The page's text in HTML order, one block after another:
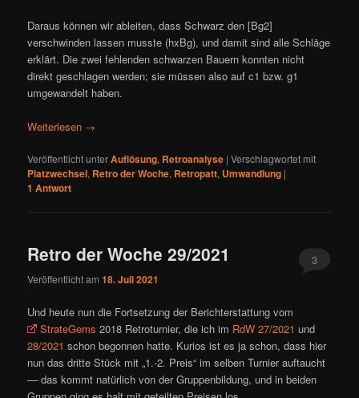
Daraus können wir ableiten, dass Schwarz den [Bg2]
verschwinden lassen musste (hxBg), und damit sind alle Schläge
erklärt. Die zwei fehlenden schwarzen Bauern konnten nicht
direkt geschlagen werden; sie müssen also auf c1 bzw. g1
umgewandelt haben.
Weiterlesen →
Veröffentlicht unterAuflösung, Retroanalyse |Verschlagwortet mit
Platzwechsel, Retro der Woche, Retropatt, Umwandlung |
1 Antwort
Retro der Woche 29/2021
Veröffentlicht am18. Juli 2021
3
Und heute nun die Fortsetzung der Berichterstattung vom
StrateGems 2018 Retroturnier, die ich im RdW 27/2021 und
28/2021 schon begonnen hatte. Kurios ist es ja schon, dass hier
nun das dritte Stück mit „1.-2. Preis“ im selben Turnier auftaucht
— das kommt natürlich von der Gruppenbildung, und in beiden